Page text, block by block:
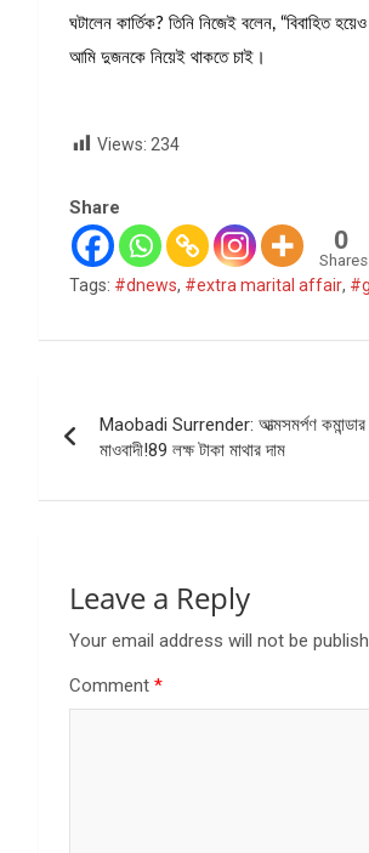
ঘটালেন কার্তিক? তিনি নিজেই বলেন, “বিবাহিত
আমি দুজনকে নিয়েই থাকতে চাই।
Views: 234
Share
0
Shares
Tags: #dnews, #extra marital affair,
navigation
Maobadi Surrender: আত্মসমর্পণ
মাওবাদী!89 লক্ষ টাকা মাথার দাম
Leave a Reply
Your email address will not be
Comment *